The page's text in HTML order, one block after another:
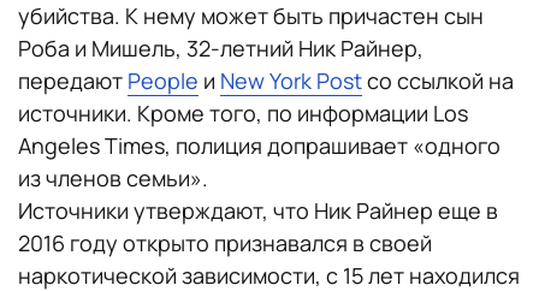
убийства. К нему может быть причастен сын
Роба и Мишель, 32-летний Ник Райнер,
передают People и New York Postсо ссылкой на
источники. Кроме того, по информации Los
Angeles Times, полиция допрашивает «одного
из членов семьи».
Источники утверждают, что Ник Райнер еще в
2016 году открыто признавался в своей
наркотической зависимости, с 15 лет находился